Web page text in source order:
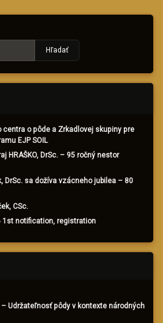
Hľadať
centra o pôde a Zrkadlovej skupiny pre
EJP SOIL
HRAŠKO, DrSc. – 95 ročný nestor
DrSc. sa dožíva vzácneho jubilea – 80
CSc.
1st notification, registration
Udržateľnosť pôdy v kontexte národných